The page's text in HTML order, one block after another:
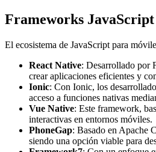
Frameworks
El ecosistema de JavaScript para
React Native: Desarrollado por
crear aplicaciones eficientes y
Ionic: Con Ionic, los
acceso a funciones nativas
Vue Native: Este framework,
interactivas en entornos móviles.
PhoneGap: Basado en Apache
siendo una opción viable para